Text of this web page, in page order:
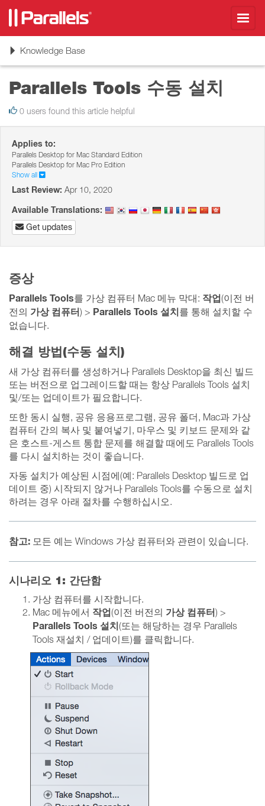
ToggleKnowledge Base
Parallels Tools 수동 설치
0 users found this article helpful
Applies to:
Parallels Desktop for Mac Standard Edition
Parallels Desktop for Mac Pro Edition
Show all
Last Review: Apr 10, 2020
Available Translations:
Get updates
증상
Parallels Tools를 가상 컴퓨터 Mac 메뉴 막대: 작업(이전 버
전의 가상 컴퓨터) > Parallels Tools 설치를 통해 설치할 수
없습니다.
해결 방법(수동 설치)
새 가상 컴퓨터를 생성하거나 Parallels Desktop을 최신 빌드
또는 버전으로 업그레이드할 때는 항상 Parallels Tools 설치
및/또는 업데이트가 필요합니다.
또한 동시 실행, 공유 응용프로그램, 공유 폴더, Mac과 가상
컴퓨터 간의 복사 및 붙여넣기, 마우스 및 키보드 문제와 같
은 호스트-게스트 통합 문제를 해결할 때에도 Parallels Tools
를 다시 설치하는 것이 좋습니다.
자동 설치가 예상된 시점에(예: Parallels Desktop 빌드로 업
데이트 중) 시작되지 않거나 Parallels Tools를 수동으로 설치
하려는 경우 아래 절차를 수행하십시오.
참고: 모든 예는 Windows 가상 컴퓨터와 관련이 있습니다.
시나리오 1: 간단함
가상 컴퓨터를 시작합니다.
Mac 메뉴에서 작업(이전 버전의 가상 컴퓨터) >
Parallels Tools 설치(또는 해당하는 경우 Parallels
Tools 재설치 / 업데이트)를 클릭합니다.